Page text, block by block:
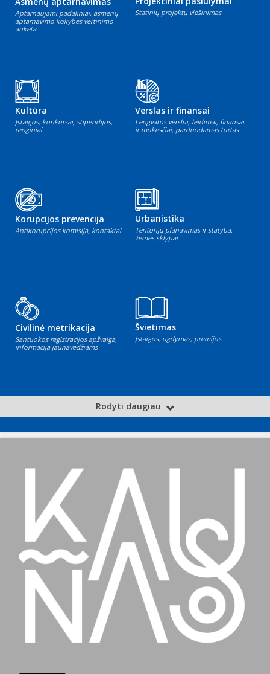
Aptarnaujami padaliniai, asmenų
aptarnavimo kokybės vertinimo
anketa
Statinių projektų viešinimas
Kultūra
Įstaigos, konkursai, stipendijos,
renginiai
Verslas ir finansai
Lengvatos verslui, leidimai, finansai
ir mokesčiai, parduodamas turtas
Korupcijos prevencija
Antikorupcijos komisija, kontaktai
Urbanistika
Teritorijų planavimas ir statyba,
žemės sklypai
Civilinė metrikacija
Santuokos registracijos apžvalga,
informacija jaunavedžiams
Švietimas
Įstaigos, ugdymas, premijos
Rodyti daugiau